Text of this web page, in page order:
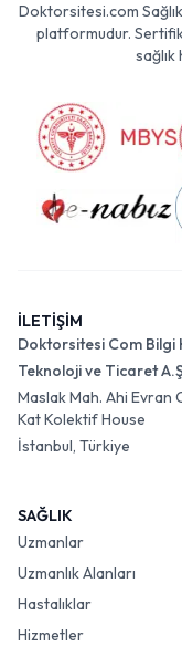
Doktorsitesi.com
platformudur.
İLETİŞİM
Doktorsitesi Com Bilgi
Teknoloji ve Ticaret
Maslak Mah. Ahi Evran
Kat Kolektif House
İstanbul, Türkiye
SAĞLIK
Uzmanlar
Uzmanlık Alanları
Hastalıklar
Hizmetler